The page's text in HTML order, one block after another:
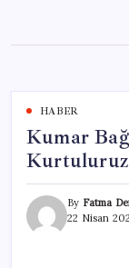
content
HABER
Kumar
By Fatma
22 Nisan